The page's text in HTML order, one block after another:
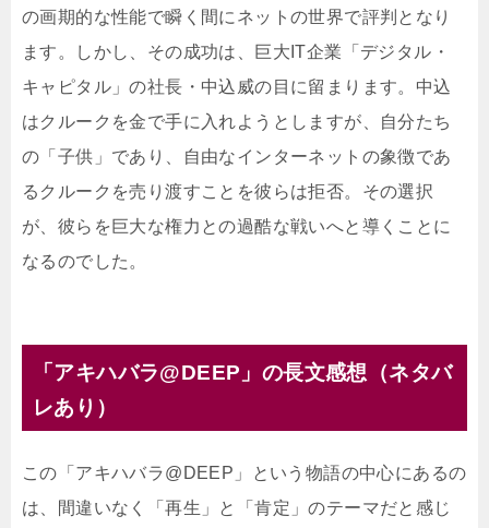
の画期的な性能で瞬く間にネットの世界で評判となり
ます。しかし、その成功は、巨大IT企業「デジタル・
キャピタル」の社長・中込威の目に留まります。中込
はクルークを金で手に入れようとしますが、自分たち
の「子供」であり、自由なインターネットの象徴であ
るクルークを売り渡すことを彼らは拒否。その選択
が、彼らを巨大な権力との過酷な戦いへと導くことに
なるのでした。
「アキハバラ@DEEP」の長文感想（ネタバ
レあり）
この「アキハバラ@DEEP」という物語の中心にあるの
は、間違いなく「再生」と「肯定」のテーマだと感じ